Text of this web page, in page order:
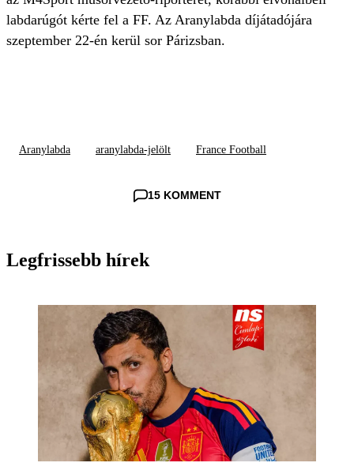
labdarúgót kérte fel a FF. Az Aranylabda díjátadójára
szeptember 22-én kerül sor Párizsban.
Aranylabda aranylabda-jelölt France Football
15 KOMMENT
Legfrissebb hírek